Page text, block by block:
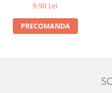
9,90 Lei
PRECOMANDA